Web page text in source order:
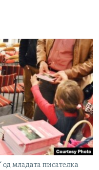
младата писателка